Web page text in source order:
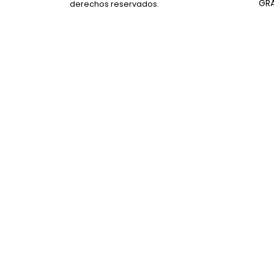
derechos reservados.